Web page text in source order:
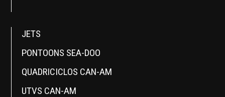
JETS
PONTOONS SEA-DOO
QUADRICICLOS CAN-AM
UTVS CAN-AM